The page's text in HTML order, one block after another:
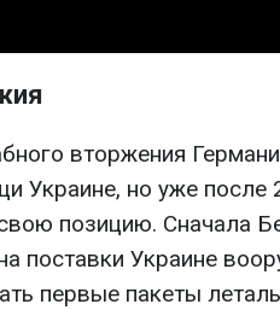
вторжения
Украине, но уже после
позицию. Сначала
поставки Украине
первые пакеты